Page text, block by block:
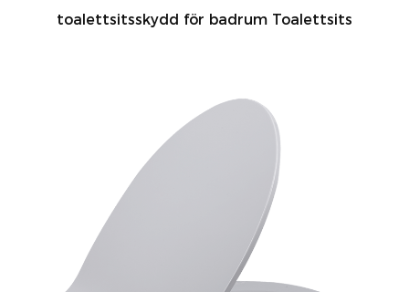
toalettsitsskydd för badrum Toalettsits